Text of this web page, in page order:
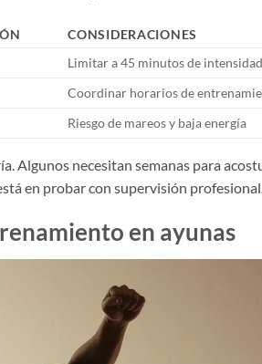
CONSIDERACIONES
Limitar a 45 minutos de
Coordinar horarios de
Riesgo de mareos y baja energía
Algunos necesitan semanas para
en probar con supervisión profesional.
en ayunas